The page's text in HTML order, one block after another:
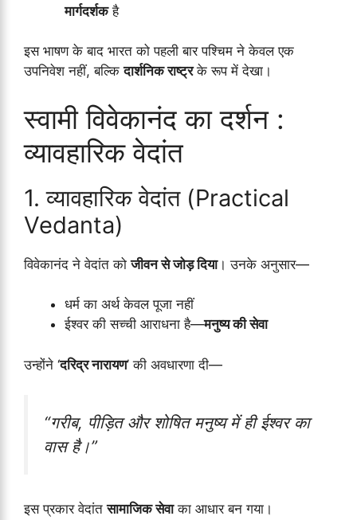
मार्गदर्शकहै
इस भाषण के बाद भारत को पहली बार पश्चिम ने केवल एक
उपनिवेश नहीं, बल्किदार्शनिक राष्ट्रके रूप में देखा।
स्वामी विवेकानंद का दर्शन :
व्यावहारिक वेदांत
1. व्यावहारिक वेदांत (Practical
Vedanta)
विवेकानंद ने वेदांत कोजीवन से जोड़ दिया। उनके अनुसार—
धर्म का अर्थ केवल पूजा नहीं
ईश्वर की सच्ची आराधना है—मनुष्य की सेवा
उन्होंने ‘दरिद्र नारायण’ की अवधारणा दी—
“गरीब, पीड़ित और शोषित मनुष्य में ही ईश्वर का
वास है।”
इस प्रकार वेदांतसामाजिक सेवाका आधार बन गया।